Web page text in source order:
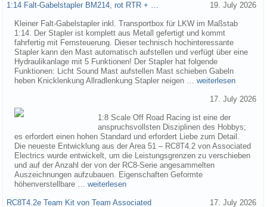
1:14 Falt-Gabelstapler BM214, rot RTR + … 19. July 2026
Kleiner Falt-Gabelstapler inkl. Transportbox für LKW im Maßstab
1:14. Der Stapler ist komplett aus Metall gefertigt und kommt
fahrfertig mit Fernsteuerung. Dieser technisch hochinteressante
Stapler kann den Mast automatisch aufstellen und verfügt über eine
Hydraulikanlage mit 5 Funktionen! Der Stapler hat folgende
Funktionen: Licht Sound Mast aufstellen Mast schieben Gabeln
heben Knicklenkung Allradlenkung Stapler neigen … weiterlesen
17. July 2026
1:8 Scale Off Road Racing ist eine der
anspruchsvollsten Disziplinen des Hobbys;
es erfordert einen hohen Standard und erfordert Liebe zum Detail.
Die neueste Entwicklung aus der Area 51 – RC8T4.2 von Associated
Electrics wurde entwickelt, um die Leistungsgrenzen zu verschieben
und auf der Anzahl der von der RC8-Serie angesammelten
Auszeichnungen aufzubauen. Eigenschaften Geformte
höhenverstellbare … weiterlesen
RC8T4.2e Team Kit von Team Associated 17. July 2026